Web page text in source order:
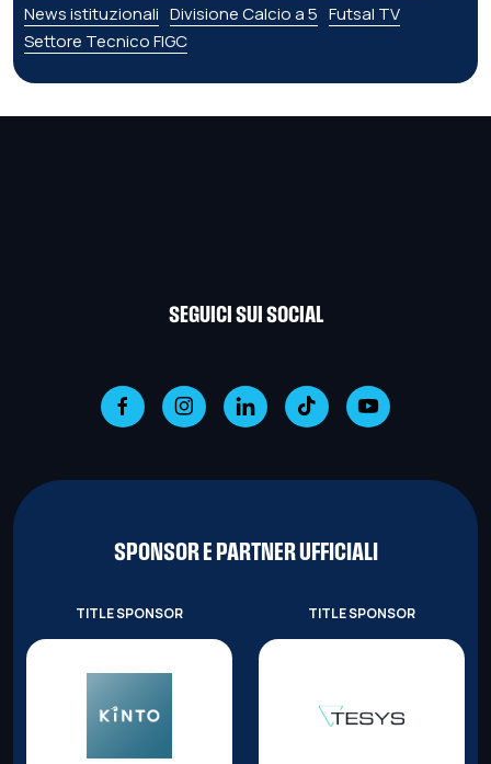
News istituzionali Divisione Calcio a 5 Futsal TV
Settore Tecnico FIGC
SEGUICI SUI SOCIAL
SPONSOR E PARTNER UFFICIALI
TITLE SPONSOR TITLE SPONSOR